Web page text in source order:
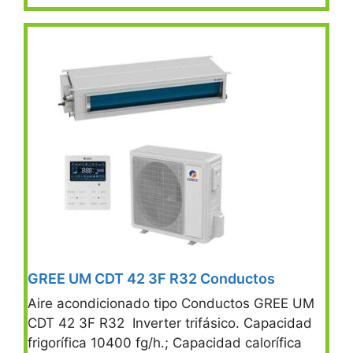
GREE UM CDT 42 3F R32 Conductos
Aire acondicionado tipo Conductos GREE UM
CDT 42 3F R32 Inverter trifásico. Capacidad
frigorífica 10400 fg/h.; Capacidad calorífica